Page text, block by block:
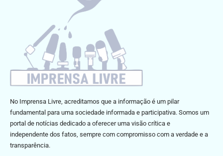
No Imprensa Livre, acreditamos que a informação é um pilar
fundamental para uma sociedade informada e participativa. Somos um
portal de notícias dedicado a oferecer uma visão crítica e
independente dos fatos, sempre com compromisso com a verdade e a
transparência.